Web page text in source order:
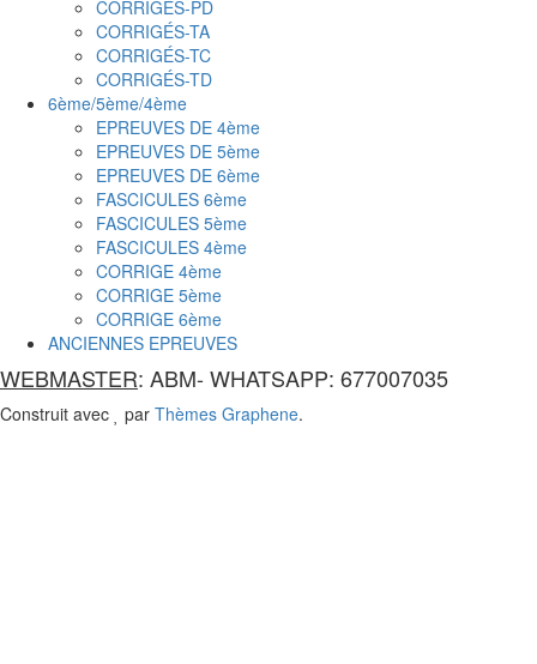
CORRIGÉS-PD
CORRIGÉS-TA
CORRIGÉS-TC
CORRIGÉS-TD
6ème/5ème/4ème
EPREUVES DE 4ème
EPREUVES DE 5ème
EPREUVES DE 6ème
FASCICULES 6ème
FASCICULES 5ème
FASCICULES 4ème
CORRIGE 4ème
CORRIGE 5ème
CORRIGE 6ème
ANCIENNES EPREUVES
WEBMASTER: ABM- WHATSAPP: 677007035
Construit avec par Thèmes Graphene.